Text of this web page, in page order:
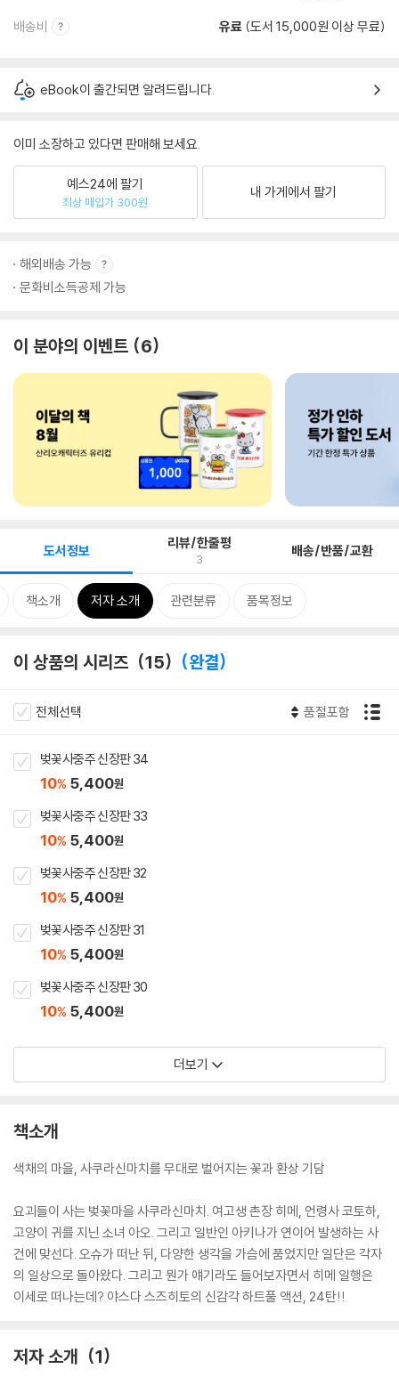
배송비 유료 (도서 15,000원 이상 무료)
eBook이 출간되면 알려드립니다.
이미 소장하고 있다면 판매해 보세요.
예스24에 팔기
최상 매입가 300원
내 가게에서 팔기
해외배송 가능
문화비소득공제 가능
이 분야의 이벤트 6
도서정보 리뷰/한줄평
3 배송/반품/교환
책소개 저자 소개 관련분류 품목정보
이 상품의 시리즈 15 완결
전체선택 품절포함
벚꽃사중주 신장판 34
10% 5,400원
벚꽃사중주 신장판 33
10% 5,400원
벚꽃사중주 신장판 32
10% 5,400원
벚꽃사중주 신장판 31
10% 5,400원
벚꽃사중주 신장판 30
10% 5,400원
더보기
책소개
색채의 마을, 사쿠라신마치를 무대로 벌어지는 꽃과 환상 기담
요괴들이 사는 벚꽃마을 사쿠라신마치. 여고생 촌장 히메, 언령사 코토하,
고양이 귀를 지닌 소녀 아오. 그리고 일반인 아키나가 연이어 발생하는 사
건에 맞선다. 오슈가 떠난 뒤, 다양한 생각을 가슴에 품었지만 일단은 각자
의 일상으로 돌아왔다. 그리고 뭔가 얘기라도 들어보자면서 히메 일행은
이세로 떠나는데? 야스다 스즈히토의 신감각 하트풀 액션, 24탄!!
저자 소개 1